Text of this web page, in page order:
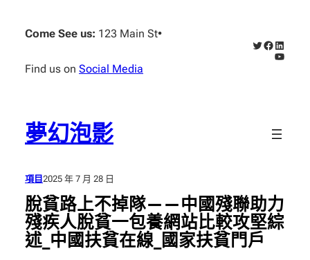
Come See us: 123 Main St•
Find us on Social Media
X Facebook
夢幻泡影
項目 2025 年 7 月 28 日
脫貧路上不掉隊——中國殘聯助力
殘疾人脫貧一包養網站比較攻堅綜
述_中國扶貧在線_國家扶貧門戶